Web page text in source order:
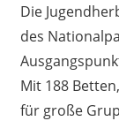
Die
des
Mit 188
für große